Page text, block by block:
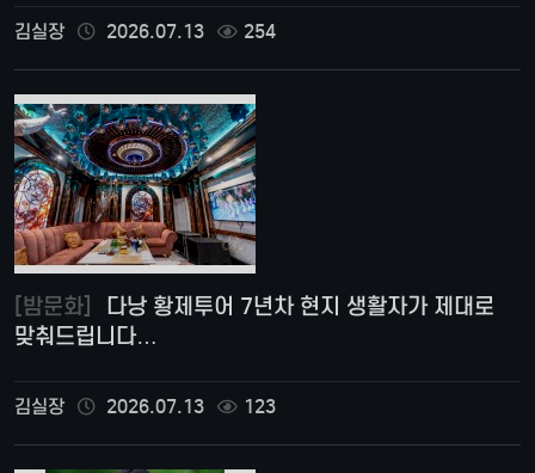
김실장 2026.07.13 254
[밤문화]
맞춰드립니다…
김실장 2026.07.13 123